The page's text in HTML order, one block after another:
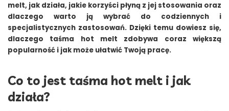
melt, jak działa, jakie korzyści płyną z jej stosowania oraz
dlaczego warto ją wybrać do codziennych i
specjalistycznych zastosowań. Dzięki temu dowiesz się,
dlaczego taśma hot melt zdobywa coraz większą
popularność i jak może ułatwić Twoją pracę.
Co to jest taśma hot melt i jak
działa?